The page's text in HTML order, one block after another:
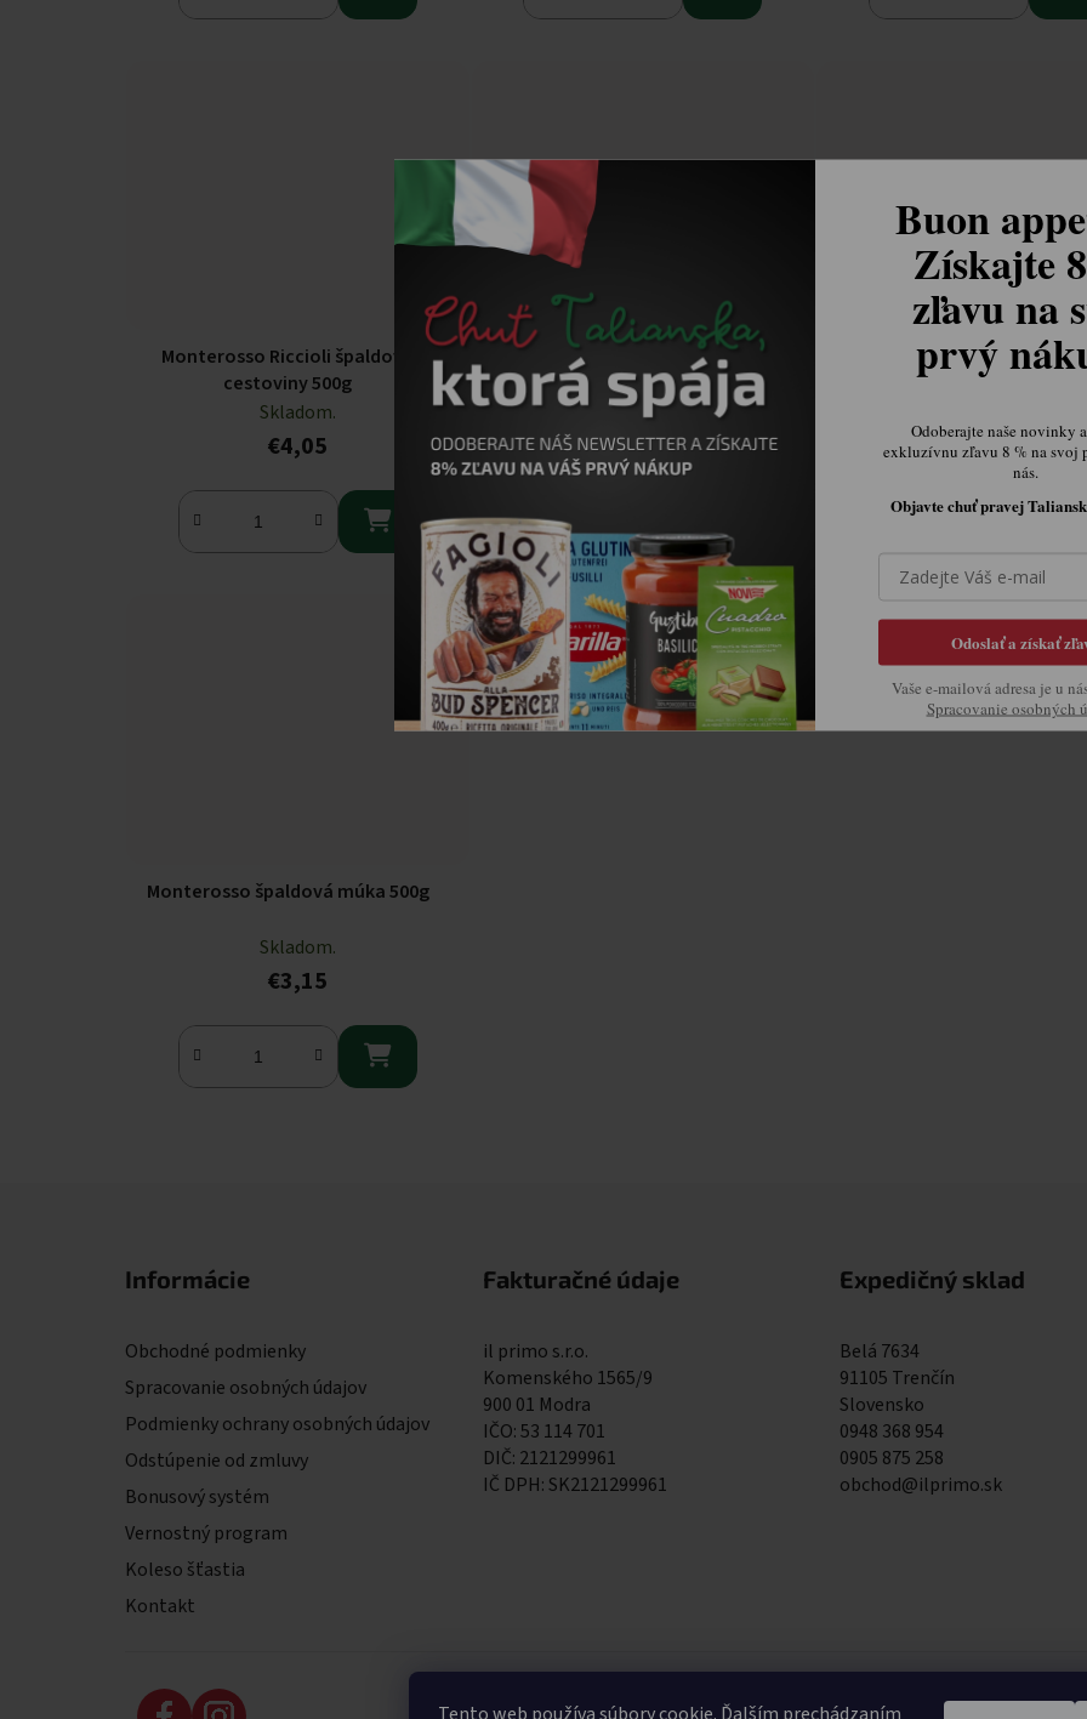
Monterosso Riccioli špaldové
cestoviny 500g
Skladom.
€4,05

Monterosso Conchigliette špaldové
cestoviny 500g
Skladom.
€4,05
Monterosso Tagliatelle
cestoviny 250g
€4,05

Monterosso špaldová múka 500g
Skladom.
€3,15

Informácie
Obchodné podmienky
Spracovanie osobných údajov
Podmienky ochrany osobných údajov
Odstúpenie od zmluvy
Bonusový systém
Vernostný program
Koleso šťastia
Kontakt
Fakturačné údaje
il primo s.r.o.
Komenského 1565/9
900 01 Modra
IČO: 53 114 701
DIČ: 2121299961
IČ DPH: SK2121299961
Expedičný sklad
Belá 7634
91105 Trenčín
Slovensko
0948 368 954
0905 875 258
obchod@ilprimo.sk
0948 368 954
Buon
Získajte
zľavu na
prvý
Odoberajte naše novinky
exkluzívnu zľavu 8 % na svoj
nás.
Objavte chuť pravej
Odoslať a získať
Vaše e-mailová adresa je u
Spracovanie osobných